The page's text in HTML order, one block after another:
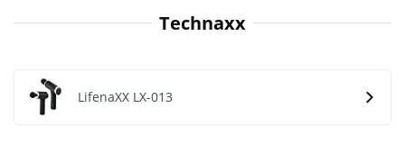
Technaxx
LifenaXX LX-013